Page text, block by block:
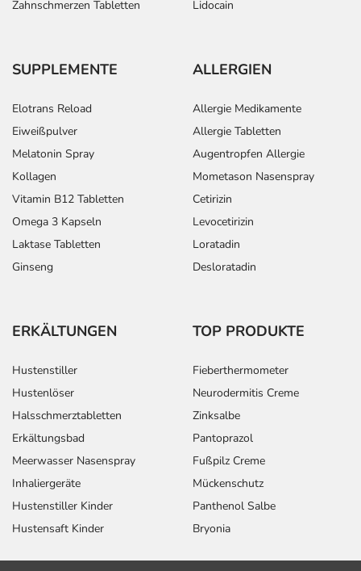
Zahnschmerzen Tabletten Lidocain
SUPPLEMENTE
Elotrans Reload
Eiweißpulver
Melatonin Spray
Kollagen
Vitamin B12 Tabletten
Omega 3 Kapseln
Laktase Tabletten
Ginseng
ALLERGIEN
Allergie Medikamente
Allergie Tabletten
Augentropfen Allergie
Mometason Nasenspray
Cetirizin
Levocetirizin
Loratadin
Desloratadin
ERKÄLTUNGEN
Hustenstiller
Hustenlöser
Halsschmerztabletten
Erkältungsbad
Meerwasser Nasenspray
Inhaliergeräte
Hustenstiller Kinder
Hustensaft Kinder
TOP PRODUKTE
Fieberthermometer
Neurodermitis Creme
Zinksalbe
Pantoprazol
Fußpilz Creme
Mückenschutz
Panthenol Salbe
Bryonia